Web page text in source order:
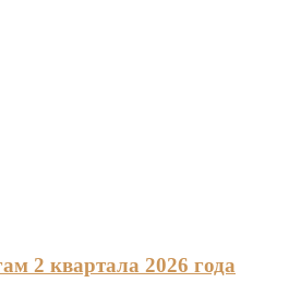
2 квартала 2026 года